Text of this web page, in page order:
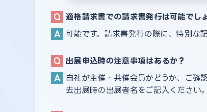
適格請求書での請求書発行は可能でし
可能です。請求書発行の際に、特別な
出展申込時の注意事項はあるか？
自社が主催・共催会員かどうか、ご確
去出展時の出展者名をご記入ください。